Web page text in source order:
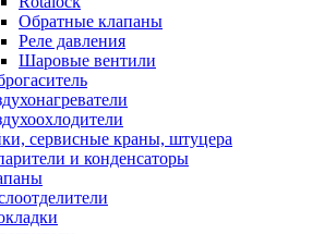
Обратные клапаны
Реле давления
Шаровые вентили
сервисные краны, штуцера
и конденсаторы